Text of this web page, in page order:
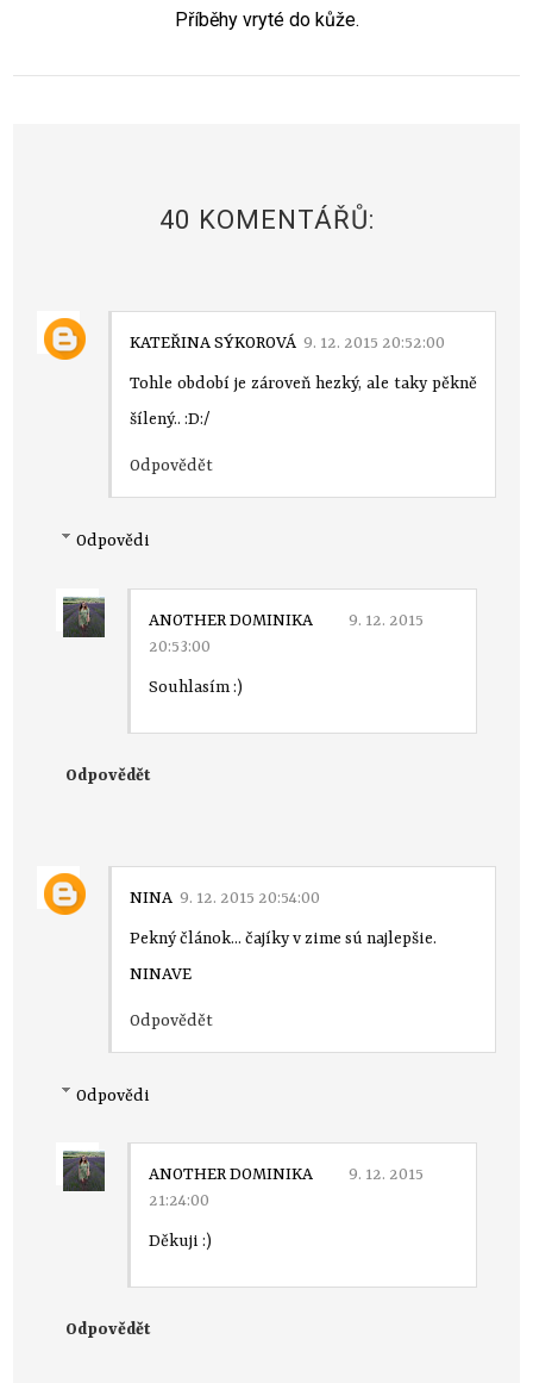
Příběhy vryté do kůže.
40 KOMENTÁŘŮ:
KATEŘINA SÝKOROVÁ 9. 12. 2015 20:52:00
Tohle období je zároveň hezký, ale taky pěkně
šílený.. :D:/
Odpovědět
Odpovědi
ANOTHER DOMINIKA
9. 12. 2015
20:53:00
Souhlasím :)
Odpovědět
NINA 9. 12. 2015 20:54:00
Pekný článok... čajíky v zime sú najlepšie.
NINAVE
Odpovědět
Odpovědi
ANOTHER DOMINIKA
9. 12. 2015
21:24:00
Děkuji :)
Odpovědět